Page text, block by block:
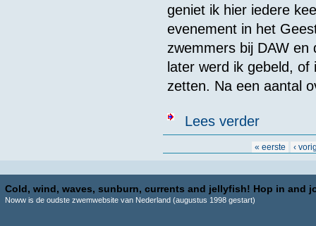
geniet ik hier iedere
evenement in het
zwemmers bij DAW
later werd ik gebeld,
zetten. Na een aantal
Lees verderover Het
« eerste ‹
Cold, wind, waves, sunburn, currents and jellyfish! Hop in and
Noww is de oudste zwemwebsite van Nederland (augustus 1998 gestart)